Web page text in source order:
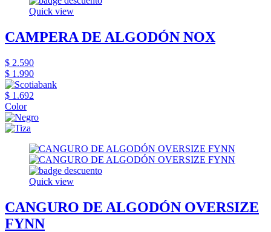
Quick view
CAMPERA DE ALGODÓN NOX
$ 2.590
$ 1.990
$ 1.692
Color
Quick view
CANGURO DE ALGODÓN OVERSIZE
FYNN